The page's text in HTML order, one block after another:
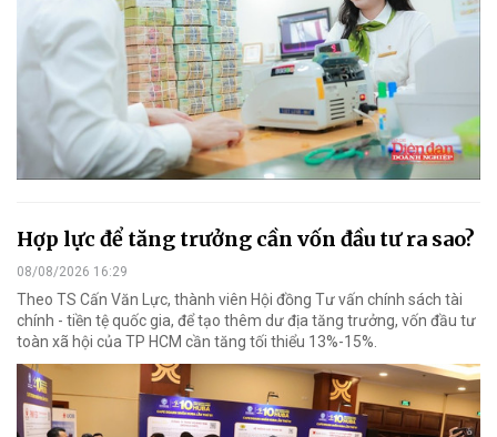
Hợp lực để tăng trưởng cần vốn đầu tư ra sao?
08/08/2026 16:29
Theo TS Cấn Văn Lực, thành viên Hội đồng Tư vấn chính sách tài
chính - tiền tệ quốc gia, để tạo thêm dư địa tăng trưởng, vốn đầu tư
toàn xã hội của TP HCM cần tăng tối thiểu 13%-15%.